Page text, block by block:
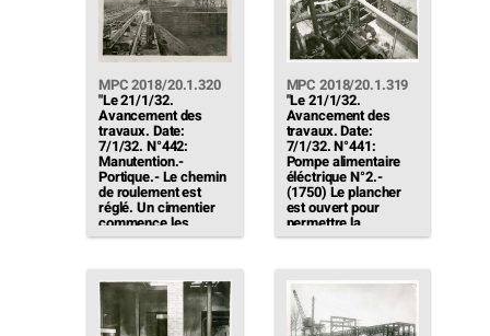
MPC 2018/20.1.320
"Le 21/1/32.
Avancement des
travaux. Date:
7/1/32. N°442:
Manutention.-
Portique.- Le chemin
de roulement est
réglé. Un cimentier
commence les
scellements du rail
poteaux côté usine
sont scellés sauf les
trois derniers […]"
MPC 2018/20.1.319
"Le 21/1/32.
Avancement des
travaux. Date:
7/1/32. N°441:
Pompe alimentaire
éléctrique N°2.-
(1750) Le plancher
est ouvert pour
permettre la
descente de la bâche
place depuis le 11)
[…]"